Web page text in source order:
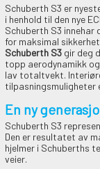
Schuberth S3 er
i henhold til den nye
Schuberth S3
for maksimal
Schuberth S3 gir deg
topp aerodynamikk
lav totaltvekt.
tilpasningsmuligheter
En ny
Schuberth S3
Den er resultatet av
hjelmer i Schuberths
veier.